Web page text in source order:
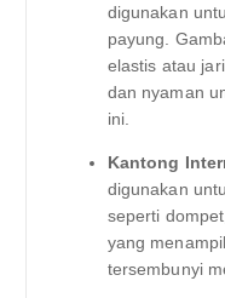
digunakan
payung.
elastis atau
dan nyaman
ini.
Kantong
digunakan
seperti
yang
tersembunyi